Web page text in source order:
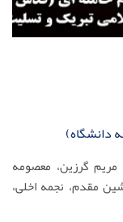
دانشگاه)
مریم گرزین، معصومه
مقدم، نجمه اخلی،